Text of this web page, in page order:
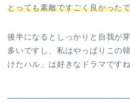
とっても素敵ですごく良かった
後半になるとしっかりと自我が
多いですし、私はやっぱりこの
けたハル」は好きなドラマですね